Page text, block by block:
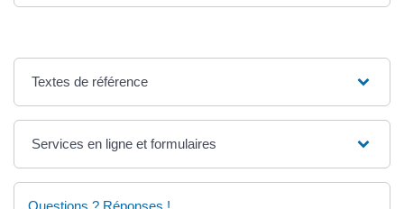
Textes de référence
Services en ligne et formulaires